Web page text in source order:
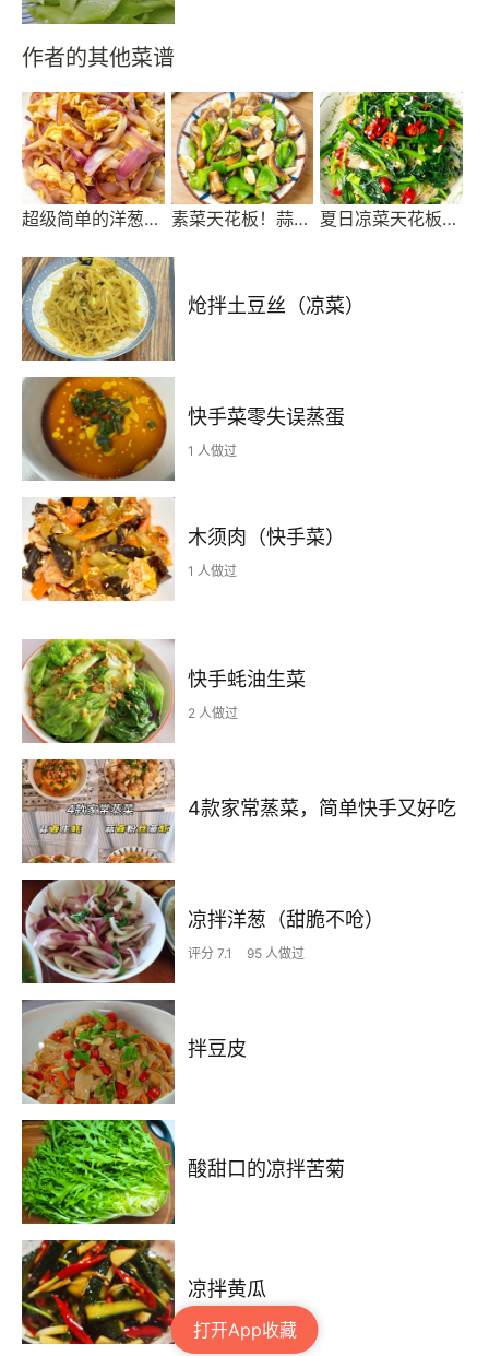
打开App收藏
作者的其他菜谱
超级简单的洋葱炒鸡蛋 素菜天花板！蒜香青椒口蘑，鲜到舔盘，减脂闭眼冲🍄 夏日凉菜天花板｜菠菜拌粉丝
炝拌土豆丝（凉菜）
快手菜零失误蒸蛋
1 人做过
木须肉（快手菜）
1 人做过
快手蚝油生菜
2 人做过
4款家常蒸菜，简单快手又好吃
凉拌洋葱（甜脆不呛）
评分 7.1 95 人做过
拌豆皮
酸甜口的凉拌苦菊
凉拌黄瓜